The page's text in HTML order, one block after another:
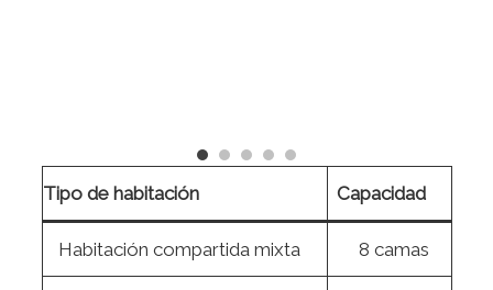
Tipo de habitación Capacidad
Habitación compartida mixta 8 camas